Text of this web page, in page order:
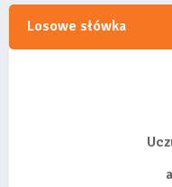
Losowe słówka